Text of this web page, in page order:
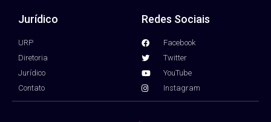
Jurídico
URP
Diretoria
Jurídico
Contato
Redes Sociais
Facebook
Twitter
YouTube
Instagram